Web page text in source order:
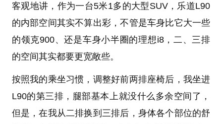
客观地讲，作为一台5米1多的大型SUV，乐道L90
的内部空间其实不算出彩，不管是车身比它大一些
的领克900、还是车身小半圈的理想i8，二、三排
的空间其实都要更宽敞些。
按照我的乘坐习惯，调整好前两排座椅后，我坐进
L90的第三排，腿部基本上就没什么多余空间了，
但是，在我从二排换到三排后，身体各个部位的舒